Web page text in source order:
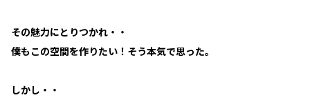
その魅力にとりつかれ・・
僕もこの空間を作りたい！そう本気で思った。
しかし・・